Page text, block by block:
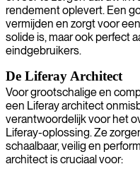
rendement oplevert. Een
vermijden en zorgt voor
solide is, maar ook perfect
eindgebruikers.
De Liferay Architect
Voor grootschalige en
een Liferay architect
verantwoordelijk voor het
Liferay-oplossing. Ze
schaalbaar, veilig en
architect is cruciaal voor: